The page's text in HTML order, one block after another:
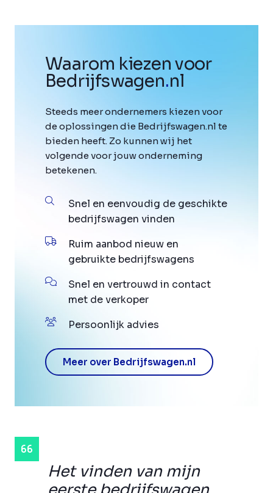
Het vinden van mijn
Waarom kiezen voor
Bedrijfswagen.nl
Steeds meer ondernemers kiezen voor
de oplossingen die Bedrijfswagen.nl te
bieden heeft. Zo kunnen wij het
volgende voor jouw onderneming
betekenen.
Snel en eenvoudig de geschikte
bedrijfswagen vinden
Ruim aanbod nieuw en
gebruikte bedrijfswagens
Snel en vertrouwd in contact
met de verkoper
Persoonlijk advies
Meer over Bedrijfswagen.nl